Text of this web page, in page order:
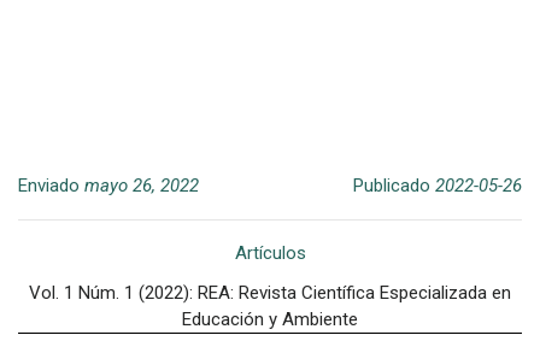
Enviado mayo 26, 2022 Publicado 2022-05-26
Artículos
Vol. 1 Núm. 1 (2022): REA: Revista Científica Especializada en
Educación y Ambiente